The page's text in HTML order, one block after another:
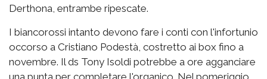
Derthona, entrambe ripescate.
I biancorossi intanto devono fare i conti con l'infortunio
occorso a Cristiano Podestà, costretto ai box fino a
novembre. Il ds Tony Isoldi potrebbe a ore agganciare
una punta per completare l'organico. Nel pomeriggio